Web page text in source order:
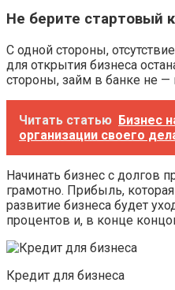
Не берите стартовый
С одной стороны,
для открытия бизнеса
стороны, займ в банке не —
Читать статью Бизнес
организации своего
Начинать бизнес с долгов
грамотно. Прибыль,
развитие бизнеса будет
процентов и, в конце
Кредит для бизнеса